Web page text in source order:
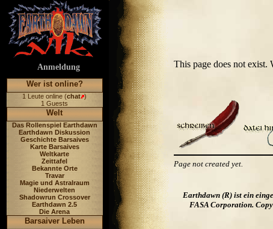
Anmeldung
Wer ist online?
1 Leute online (chat )
1 Guests
Welt
Das Rollenspiel Earthdawn
Earthdawn Diskussion
Geschichte Barsaives
Karte Barsaives
Weltkarte
Zeittafel
Bekannte Orte
Travar
Magie und Astralraum
Niederwelten
Shadowrun Crossover
Earthdawn 2.5
Die Arena
Barsaiver Leben
This page does not exist.
Page not created yet.
Earthdawn (R) ist ein
FASA Corporation.